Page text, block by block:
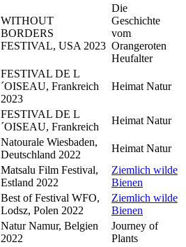
WITHOUT
BORDERS
FESTIVAL, USA 2023
Die
Geschichte
vom
Orangeroten
Heufalter
FESTIVAL DE L
´OISEAU, Frankreich
2023
Heimat Natur
FESTIVAL DE L
´OISEAU, Frankreich
Heimat Natur
Natourale Wiesbaden,
Deutschland 2022
Heimat Natur
Matsalu Film Festival,
Estland 2022
Ziemlich wilde
Bienen
Best of Festival WFO,
Lodsz, Polen 2022
Ziemlich wilde
Bienen
Natur Namur, Belgien
2022
Journey of
Plants